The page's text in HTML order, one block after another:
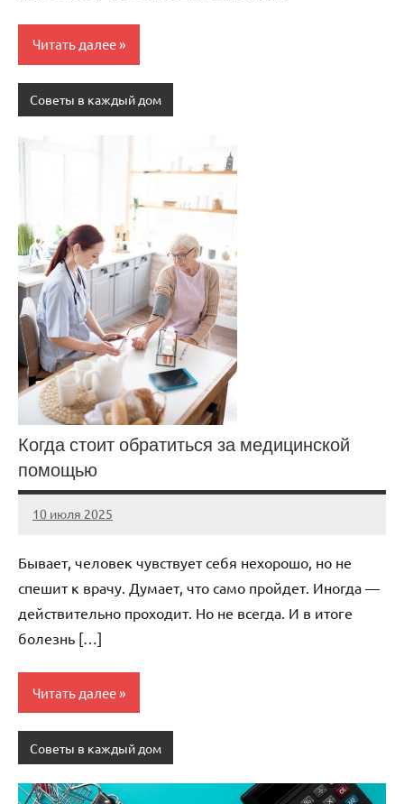
Читать далее
Советы в каждый дом
Когда стоит обратиться за медицинской
помощью
10 июля 2025
Avtor
Нет
Бывает, человек чувствует себя нехорошо, но не
спешит к врачу. Думает, что само пройдет. Иногда —
действительно проходит. Но не всегда. И в итоге
болезнь […]
Читать далее
Советы в каждый дом